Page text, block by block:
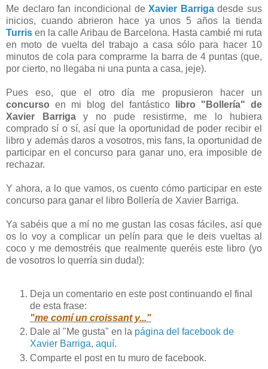
Me declaro fan incondicional deXavier Barrigadesde sus
inicios, cuando abrieron hace ya unos 5 años la tienda
Turris en la calle Aribau de Barcelona. Hasta cambié mi ruta
en moto de vuelta del trabajo a casa sólo para hacer 10
minutos de cola para comprarme la barra de 4 puntas (que,
por cierto, no llegaba ni una punta a casa, jeje).
Pues eso, que el otro día me propusieron hacer un
concurso en mi blog del fantástico
libro "Bollería" de
Xavier Barrigay no pude resistirme, me lo hubiera
comprado sí o sí, así que la oportunidad de poder recibir el
libro y además daros a vosotros, mis fans, la oportunidad de
participar en el concurso para ganar uno, era imposible de
rechazar.
Y ahora, a lo que vamos, os cuento cómo participar en este
concurso para ganar el libro Bollería de Xavier Barriga.
Ya sabéis que a mí no me gustan las cosas fáciles, así que
os lo voy a complicar un pelín para que le deis vueltas al
coco y me demostréis que realmente queréis este libro (yo
de vosotros lo querría sin duda!):
Deja un comentario en este post continuando el final
de esta frase:
"me comí un croissant y..."
Dale al "Me gusta" en la página del facebook de
Xavier Barriga, aquí.
Comparte el post en tu muro de facebook.